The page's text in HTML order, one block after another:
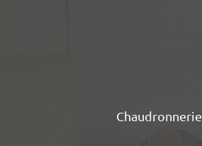
Chaudronnerie